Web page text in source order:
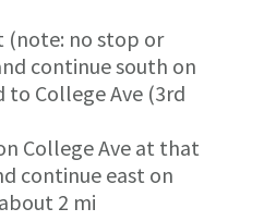
(note: no stop or
continue south on
to College Ave (3rd
College Ave at that
continue east on
2 mi